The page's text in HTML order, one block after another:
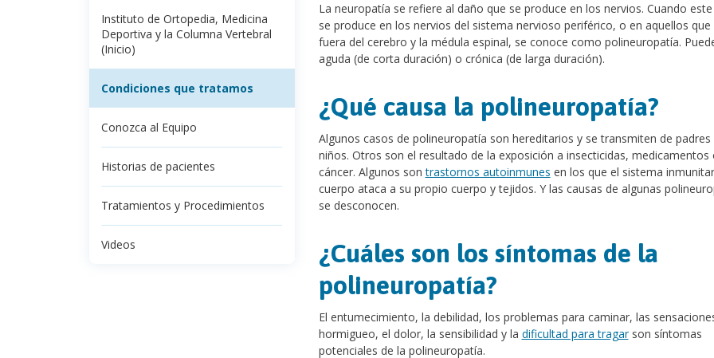
Instituto de Ortopedia, Medicina
Deportiva y la Columna Vertebral
(Inicio)
Condiciones que tratamos
Conozca al Equipo
Historias de pacientes
Tratamientos y Procedimientos
Videos
La neuropatía se refiere al daño que se produce en los nervios. Cuando
se produce en los nervios del sistema nervioso periférico, o en aquellos que
fuera del cerebro y la médula espinal, se conoce como polineuropatía.
aguda (de corta duración) o crónica (de larga duración).
¿Qué causa la polineuropatía?
Algunos casos de polineuropatía son hereditarios y se transmiten de padres
niños. Otros son el resultado de la exposición a insecticidas, medicamentos
cáncer. Algunos sontrastornos autoinmunes en los que el sistema
cuerpo ataca a su propio cuerpo y tejidos. Y las causas de algunas
se desconocen.
¿Cuáles son los síntomas de la
polineuropatía?
El entumecimiento, la debilidad, los problemas para caminar, las
hormigueo, el dolor, la sensibilidad y la dificultad para tragarson síntomas
potenciales de la polineuropatía.